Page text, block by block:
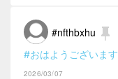
#nfthbxhu
#おはようございます
2026/03/07